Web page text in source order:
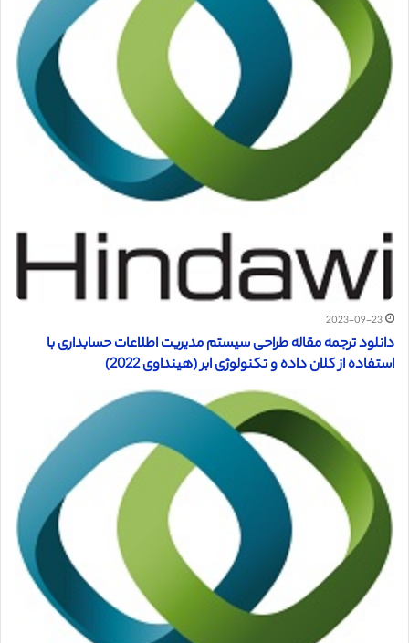
2023-09-23
دانلود ترجمه مقاله طراحی سیستم مدیریت اطلاعات حسابداری با
استفاده از کلان داده و تکنولوژی ابر (هینداوی 2022)